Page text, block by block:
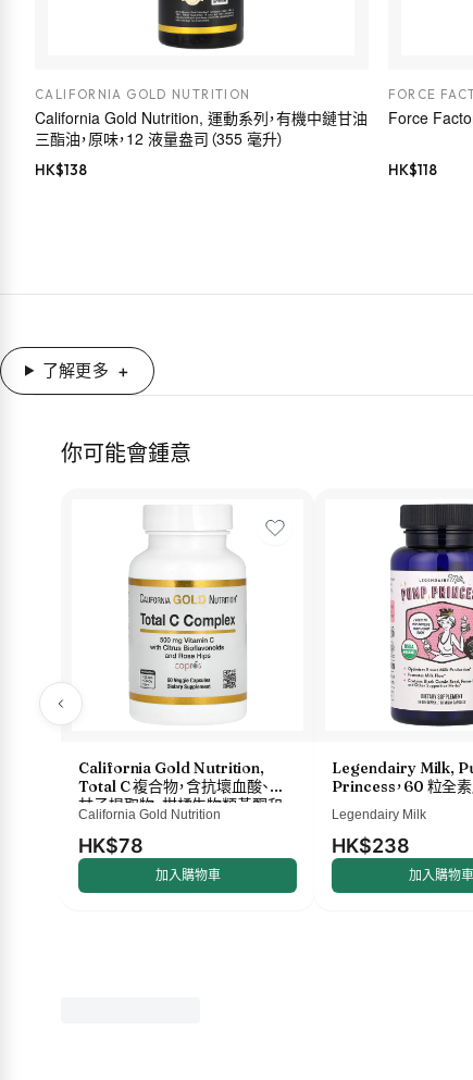
CALIFORNIA GOLD NUTRITION
California Gold Nutrition, 運動系列，有機中鏈甘油
三酯油，原味，12 液量盎司（355 毫升）
HK$138
FORCE
Force
HK$118
了解更多
你可能會鍾意
California Gold Nutrition,
Total C 複合物，含抗壞血酸、餘
甘子提取物、柑橘生物類黃酮和
玫瑰果提取物，500 毫克，60 粒
素食膠囊
California Gold Nutrition
HK$78
加入購物車
Legendairy Milk,
Princess，60 粒全
Legendairy Milk
HK$238
加入購物車